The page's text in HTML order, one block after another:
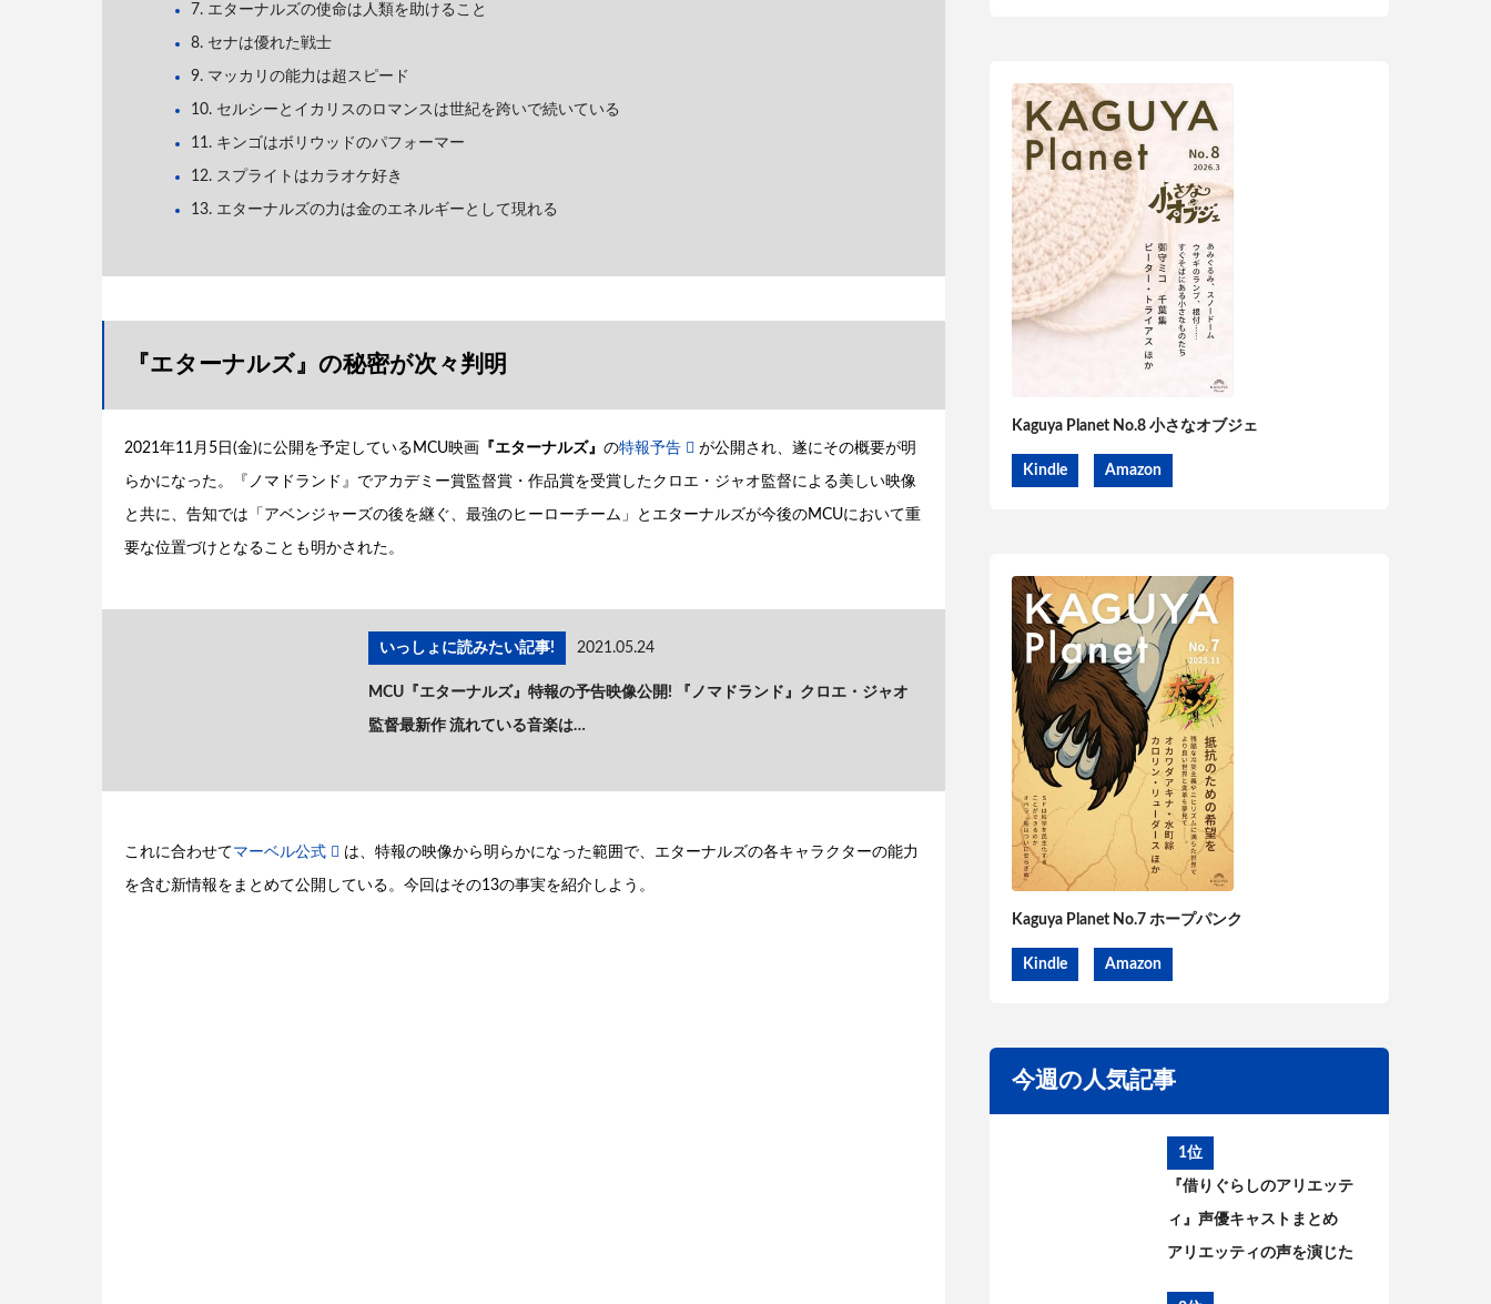
7. エターナルズの使命は人類を助けること
8. セナは優れた戦士
9. マッカリの能力は超スピード
10. セルシーとイカリスのロマンスは世紀を跨いで続いている
11. キンゴはボリウッドのパフォーマー
12. スプライトはカラオケ好き
13. エターナルズの力は金のエネルギーとして現れる
『エターナルズ』の秘密が次々判明
2021年11月5日(金)に公開を予定しているMCU映画 『エターナルズ』 の特報予告 が公開され、遂にその概要が明
らかになった。『ノマドランド』でアカデミー賞監督賞・作品賞を受賞したクロエ・ジャオ監督による美しい映像
と共に、告知では「アベンジャーズの後を継ぐ、最強のヒーローチーム」とエターナルズが今後のMCUにおいて重
要な位置づけとなることも明かされた。
いっしょに読みたい記事! 2021.05.24
MCU『エターナルズ』特報の予告映像公開! 『ノマドランド』クロエ・ジャオ
監督最新作 流れている音楽は…
これに合わせてマーベル公式 は、特報の映像から明らかになった範囲で、エターナルズの各キャラクターの能力
を含む新情報をまとめて公開している。今回はその13の事実を紹介しよう。
Kaguya Planet No.8 小さなオブジェ
Kindle Amazon
Kaguya Planet No.7 ホープパンク
Kindle Amazon
今週の人気記事
1位
『借りぐらしのアリエッテ
ィ』声優キャストまとめ
アリエッティの声を演じた